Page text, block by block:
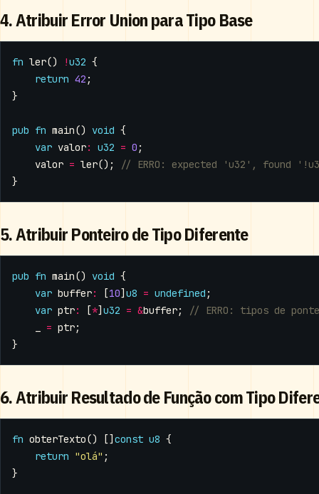
4. Atribuir Error Union para Tipo Base
fn ler() !u32 {
return 42 ;
}
pub fn main() void {
var valor: u32 = 0 ;
valor = ler();
}
5. Atribuir Ponteiro de Tipo Diferente
pub fn main() void {
var buffer: [10] u8 = undefined ;
var ptr: [*] u32 = &buffer;
= ptr;
}
6. Atribuir Resultado de Função com Tipo
fn obterTexto() [] const u8 {
return "olá" ;
}